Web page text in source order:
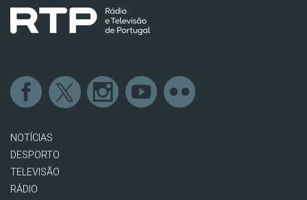
NOTÍCIAS
DESPORTO
TELEVISÃO
RÁDIO